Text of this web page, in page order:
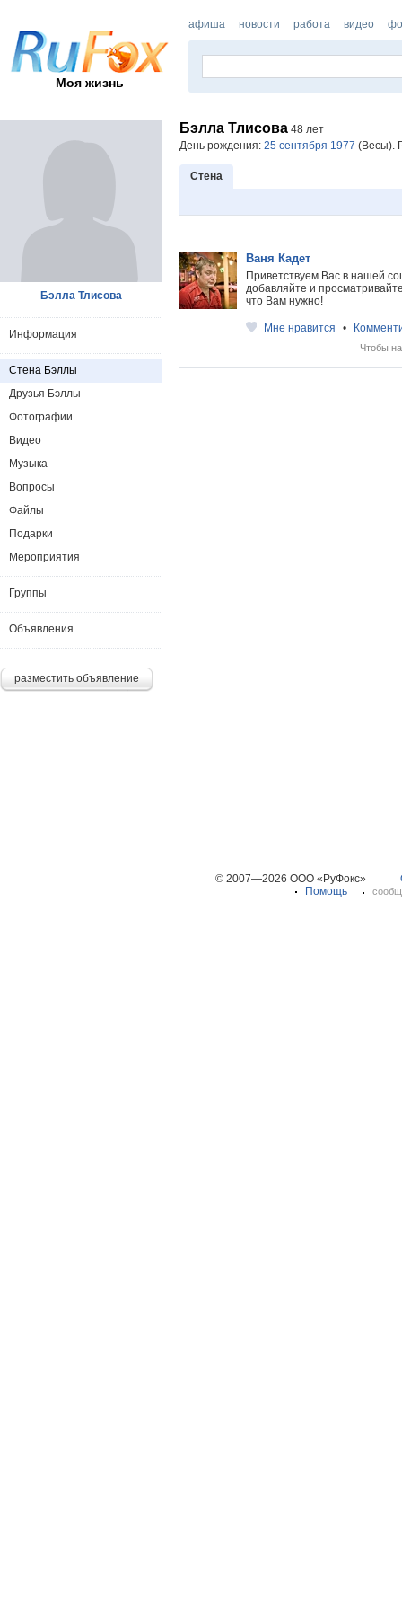
Моя жизнь
афиша новости работа видео
Бэлла Тлисова 48 лет
День рождения: 25 сентября 1977 (Весы).
Стена
Ваня Кадет
Приветствуем Вас в нашей
добавляйте и
что Вам нужно!
Мне нравится •
Чтобы
Бэлла Тлисова
Информация
Стена Бэллы
Друзья Бэллы
Фотографии
Видео
Музыка
Вопросы
Файлы
Подарки
Мероприятия
Группы
Объявления
разместить объявление
© 2007—2026 ООО «РуФокс»
Помощь